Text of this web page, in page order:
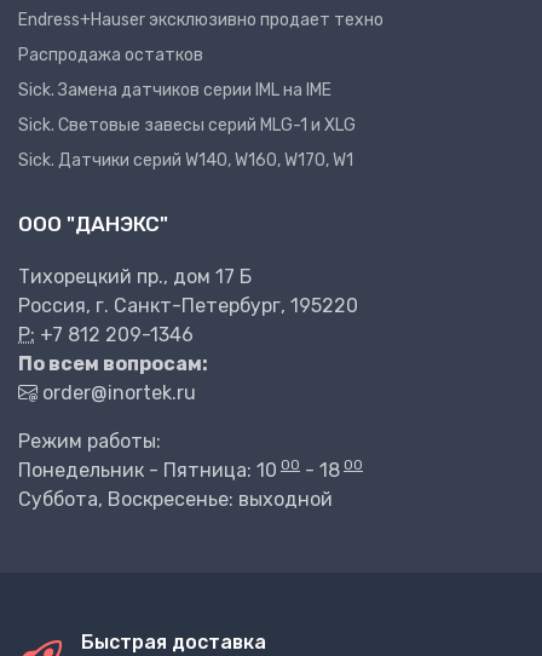
Endress+Hauser эксклюзивно продает техно
Распродажа остатков
Sick. Замена датчиков серии IML на IME
Sick. Световые завесы серий MLG-1 и XLG
Sick. Датчики серий W140, W160, W170, W1
ООО "ДАНЭКС"
Тихорецкий пр., дом 17 Б
Россия, г. Санкт-Петербург, 195220
P: +7 812 209-1346
По всем вопросам:
order@inortek.ru
Режим работы:
Понедельник - Пятница: 10 00 - 18 00
Суббота, Воскресенье: выходной
Быстрая доставка